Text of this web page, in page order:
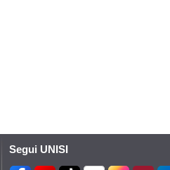
Segui UNISI